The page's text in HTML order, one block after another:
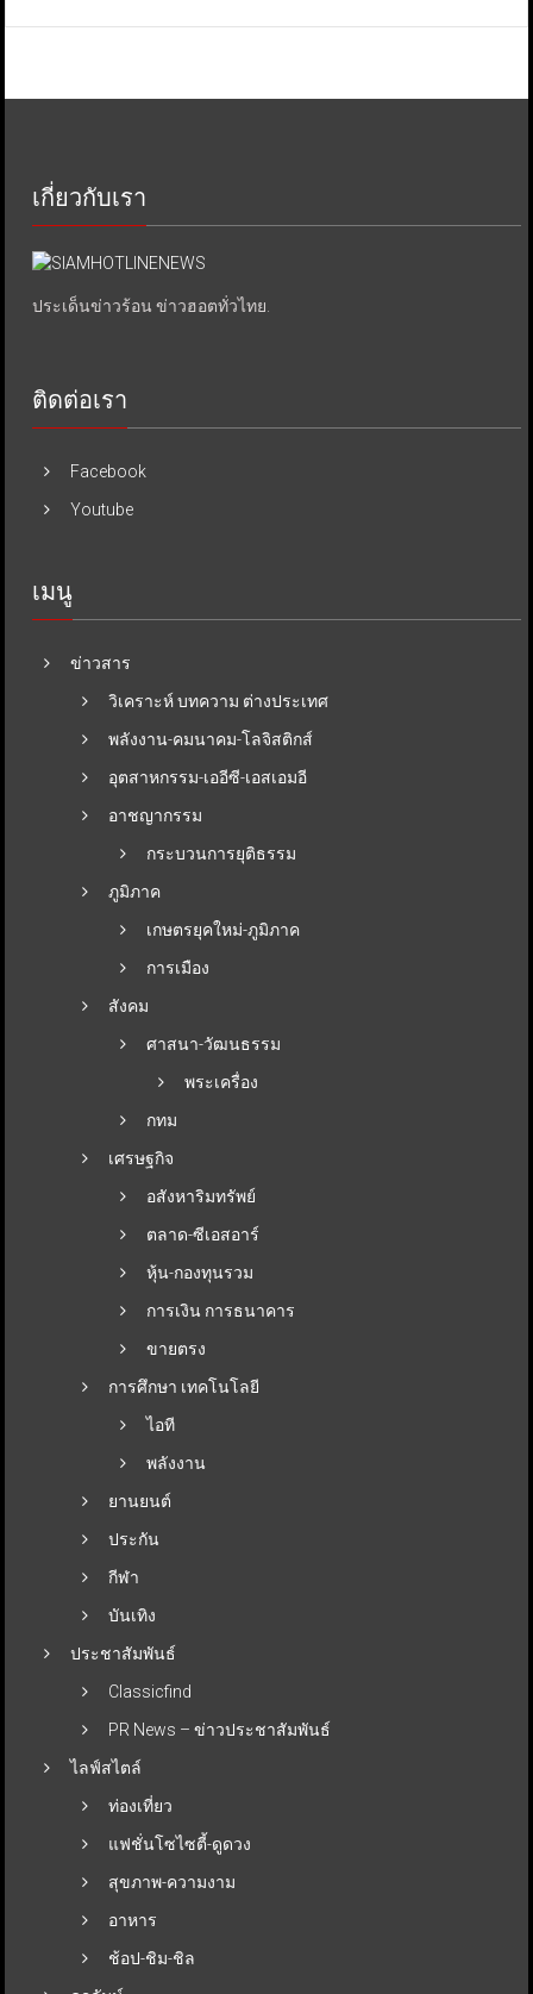
เกี่ยวกับเรา
ประเด็นข่าวร้อน ข่าวฮอตทั่วไทย.
ติดต่อเรา
Facebook
Youtube
เมนู
ข่าวสาร
วิเคราะห์ บทความ ต่างประเทศ
พลังงาน-คมนาคม-โลจิสติกส์
อุตสาหกรรม-เออีซี-เอสเอมอี
อาชญากรรม
กระบวนการยุติธรรม
ภูมิภาค
เกษตรยุคใหม่-ภูมิภาค
การเมือง
สังคม
ศาสนา-วัฒนธรรม
พระเครื่อง
กทม
เศรษฐกิจ
อสังหาริมทรัพย์
ตลาด-ซีเอสอาร์
หุ้น-กองทุนรวม
การเงิน การธนาคาร
ขายตรง
การศึกษา เทคโนโลยี
ไอที
พลังงาน
ยานยนต์
ประกัน
กีฬา
บันเทิง
ประชาสัมพันธ์
Classicfind
PR News – ข่าวประชาสัมพันธ์
ไลฟ์สไตล์
ท่องเที่ยว
แฟชั่นโซไซตี้-ดูดวง
สุขภาพ-ความงาม
อาหาร
ช้อป-ชิม-ชิล